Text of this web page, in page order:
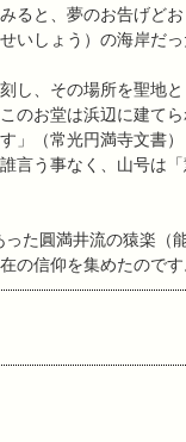
ると、夢のお告げど
いしょう）の海岸だ
し、その場所を聖地
のお堂は浜辺に建て
」（常光円満寺文書
言う事なく、山号は
た圓満井流の猿楽（
の信仰を集めたので